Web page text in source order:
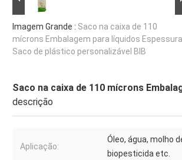
Imagem Grande : Saco na caixa de 110
mícrons Embalagem para líquidos Espessura
Saco de plástico personalizável BIB
Saco na caixa de 110 mícrons
descrição
Aplicação:
Óleo, água, molho
biopesticida etc.